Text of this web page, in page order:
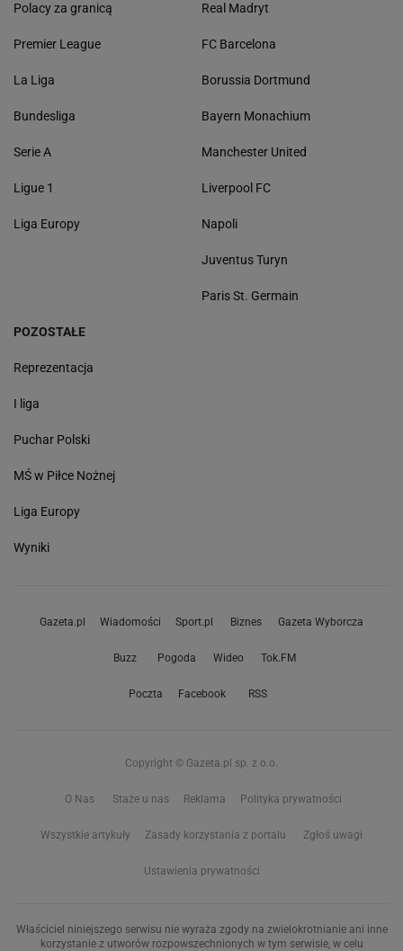
Polacy za granicą
Premier League
La Liga
Bundesliga
Serie A
Ligue 1
Liga Europy
Real Madryt
FC Barcelona
Borussia Dortmund
Bayern Monachium
Manchester United
Liverpool FC
Napoli
Juventus Turyn
Paris St. Germain
POZOSTAŁE
Reprezentacja
I liga
Puchar Polski
MŚ w Piłce Nożnej
Liga Europy
Wyniki
Gazeta.pl Wiadomości Sport.pl Biznes Gazeta Wyborcza
Buzz Pogoda Wideo Tok.FM
Poczta Facebook RSS
Copyright © Gazeta.pl sp. z o.o.
O Nas Staże u nas Reklama Polityka prywatności
Wszystkie artykuły Zasady korzystania z portalu Zgłoś uwagi
Ustawienia prywatności
Właściciel niniejszego serwisu nie wyraża zgody na zwielokrotnianie ani inne
korzystanie z utworów rozpowszechnionych w tym serwisie, w celu